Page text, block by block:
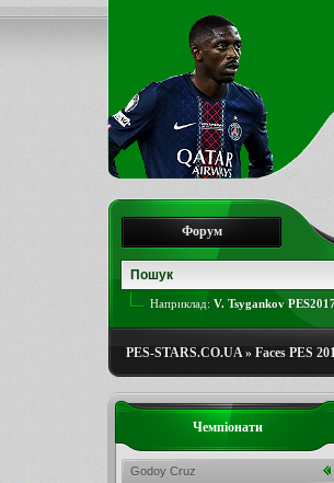
Форум
Наприклад: V. Tsygankov
PES-STARS.CO.UA» Faces PES
Чемпіонати
Godoy Cruz